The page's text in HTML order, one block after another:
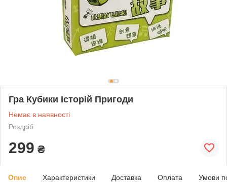
Гра Кубики Історій Пригоди
Немає в наявності
Роздріб
299 ₴
Опис Характеристики Доставка Оплата Умови